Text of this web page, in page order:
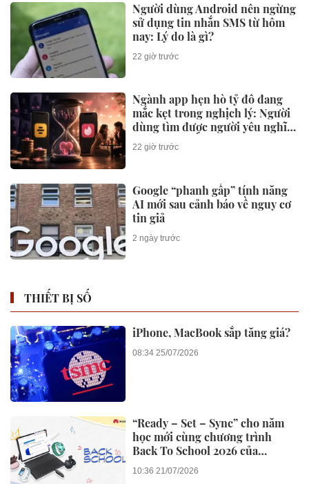
Người dùng Android nên ngừng
sử dụng tin nhắn SMS từ hôm
nay: Lý do là gì?
22 giờ trước
Ngành app hẹn hò tỷ đô đang
mắc kẹt trong nghịch lý: Người
dùng tìm được người yêu nghĩa
là công ty mất một khách hàng
22 giờ trước
Google “phanh gấp” tính năng
AI mới sau cảnh báo về nguy cơ
tin giả
2 ngày trước
THIẾT BỊ SỐ
iPhone, MacBook sắp tăng giá?
08:34 25/07/2026
“Ready – Set – Sync” cho năm
học mới cùng chương trình
Back To School 2026 của
Huawei
10:36 21/07/2026